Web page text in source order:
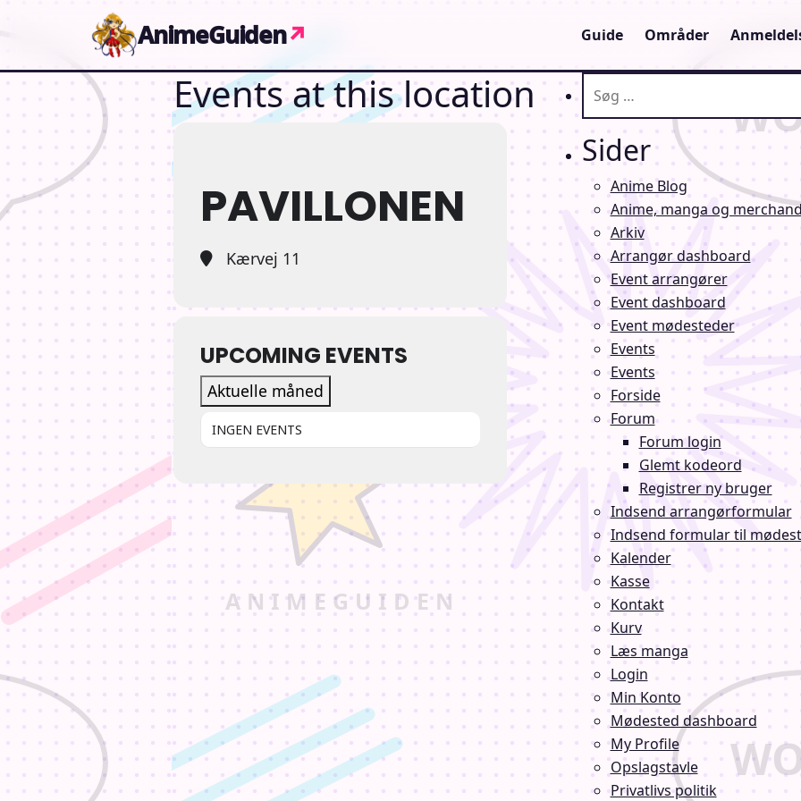
AnimeGuiden↗ Guide Områder
Events at this location
PAVILLONEN
Kærvej 11
UPCOMING EVENTS
Aktuelle måned
INGEN EVENTS
Sider
Anime Blog
Anime, manga og
Arkiv
Arrangør dashboard
Event arrangører
Event dashboard
Event mødesteder
Events
Events
Forside
Forum
Forum login
Glemt kodeord
Registrer ny bruger
Indsend arrangørformular
Indsend formular til
Kalender
Kasse
Kontakt
Kurv
Læs manga
Login
Min Konto
Mødested dashboard
My Profile
Opslagstavle
Privatlivs politik